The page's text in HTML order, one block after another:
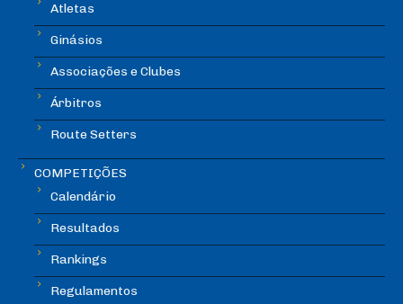
Atletas
Ginásios
Associações e Clubes
Árbitros
Route Setters
COMPETIÇÕES
Calendário
Resultados
Rankings
Regulamentos